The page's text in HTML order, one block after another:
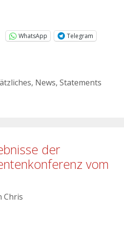
WhatsApp
Telegram
, News, Statements
der
vom
Chris